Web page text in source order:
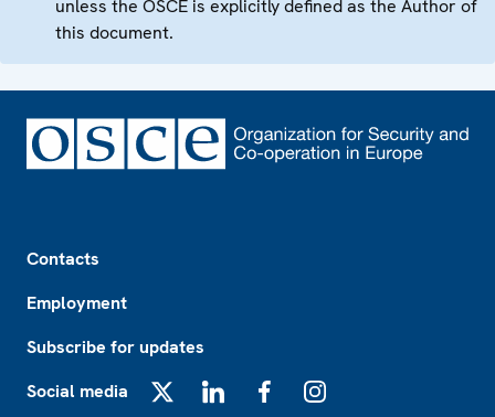
unless the OSCE is explicitly defined as the Author of
this document.
Contacts
Employment
Subscribe for updates
Social media